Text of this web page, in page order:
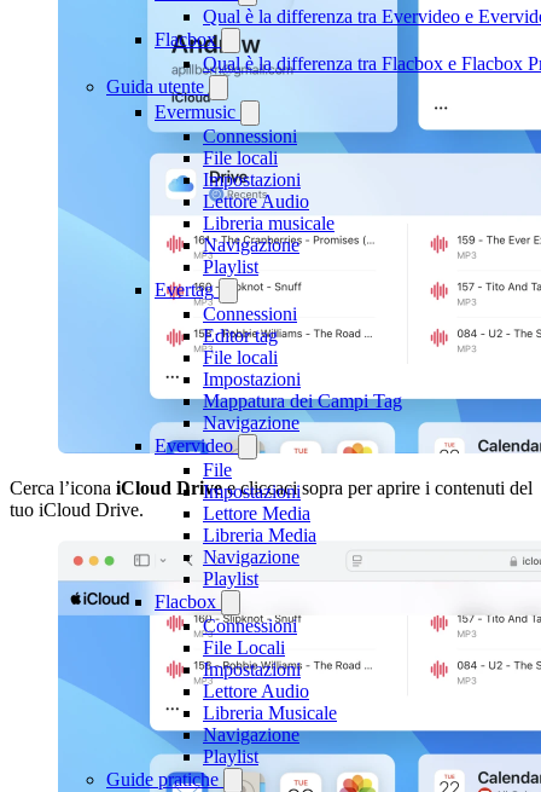
Qual è la differenza tra Evervideo e
Flacbox
Qual è la differenza tra Flacbox e Flacbox
Guida utente
Evermusic
Connessioni
File locali
Impostazioni
Lettore Audio
Libreria musicale
Navigazione
Playlist
Evertag
Connessioni
Editor tag
File locali
Impostazioni
Mappatura dei Campi Tag
Navigazione
Evervideo
File
Impostazioni
Lettore Media
Libreria Media
Navigazione
Playlist
Flacbox
Connessioni
File Locali
Impostazioni
Lettore Audio
Libreria Musicale
Navigazione
Playlist
Guide pratiche
Cerca l’icona iCloud Drivee cliccaci sopra per aprire i contenuti del
tuo iCloud Drive.